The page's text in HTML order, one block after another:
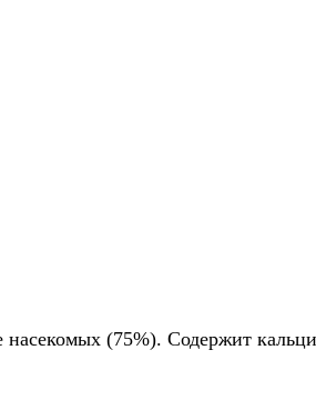
(75%). Содержит